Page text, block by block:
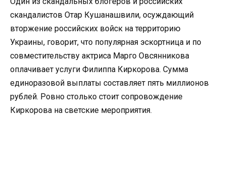
скандалистов Отар Кушанашвили, осуждающий
вторжение российских войск на территорию
Украины, говорит, что популярная эскортница и по
совместительству актриса Марго Овсянникова
оплачивает услуги Филиппа Киркорова. Сумма
единоразовой выплаты составляет пять миллионов
рублей. Ровно столько стоит сопровождение
Киркорова на светские мероприятия.